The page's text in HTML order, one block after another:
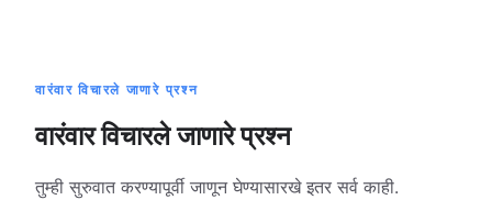
वारंवार विचारले जाणारे प्रश्न
वारंवार विचारले जाणारे प्रश्न
तुम्ही सुरुवात करण्यापूर्वी जाणून घेण्यासारखे इतर सर्व काही.